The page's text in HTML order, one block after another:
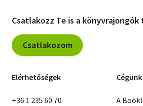
Csatlakozz Te is a könyvrajongók
Csatlakozom
Elérhetőségek
+36 1 235 60 70
Cégünk
A